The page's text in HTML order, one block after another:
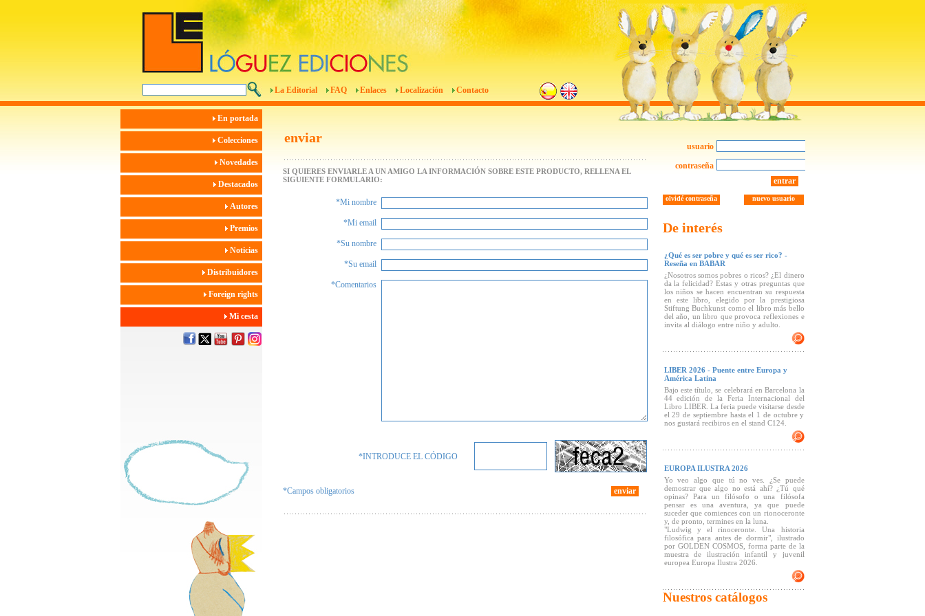
La Editorial FAQ Enlaces Localización Contacto
En portada
Colecciones
Novedades
Destacados
Autores
Premios
Noticias
Distribuidores
Foreign rights
Mi cesta
enviar
SI QUIERES ENVIARLE A UN AMIGO LA INFORMACIÓN SOBRE ESTE PRODUCTO, RELLENA EL
SIGUIENTE FORMULARIO:
*Mi nombre
*Mi email
*Su nombre
*Su email
*Comentarios
*INTRODUCE EL CÓDIGO
*Campos obligatorios enviar
usuario
contraseña
entrar
nuevo usuario
olvidé contraseña
De interés
¿Qué es ser pobre y qué es ser rico? -
Reseña en BABAR
¿Nosotros somos pobres o ricos? ¿El dinero
da la felicidad? Estas y otras preguntas que
los niños se hacen encuentran su respuesta
en este libro, elegido por la prestigiosa
Stiftung Buchkunst como el libro más bello
del año, un libro que provoca reflexiones e
invita al diálogo entre niño y adulto.
LIBER 2026 - Puente entre Europa y
América Latina
Bajo este título, se celebrará en Barcelona la
44 edición de la Feria Internacional del
Libro LIBER. La feria puede visitarse desde
el 29 de septiembre hasta el 1 de octubre y
nos gustará recibiros en el stand C124.
EUROPA ILUSTRA 2026
Yo veo algo que tú no ves. ¿Se puede
demostrar que algo no está ahí? ¿Tú qué
opinas? Para un filósofo o una filósofa
pensar es una aventura, ya que puede
suceder que comiences con un rionoceronte
y, de pronto, termines en la luna.
"Ludwig y el rinoceronte. Una historia
filosófica para antes de dormir", ilustrado
por GOLDEN COSMOS, forma parte de la
muestra de ilustración infantil y juvenil
europea Europa Ilustra 2026.
Nuestros catálogos